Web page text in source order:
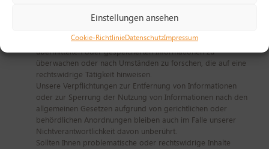
Einstellungen ansehen
Cookie-RichtlinieDatenschutzImpressum
Korrektheit aller Inhalte auf dieser Website übernehmen,
Diensteanbieter sind wir nicht verpflichtet, die von Ihnen
übermittelten oder gespeicherten Informationen zu
überwachen oder nach Umständen zu forschen, die auf eine
rechtswidrige Tätigkeit hinweisen.
Unsere Verpflichtungen zur Entfernung von Informationen
oder zur Sperrung der Nutzung von Informationen nach den
allgemeinen Gesetzen aufgrund von gerichtlichen oder
behördlichen Anordnungen bleiben auch im Falle unserer
Nichtverantwortlichkeit davon unberührt.
Sollten Ihnen problematische oder rechtswidrige Inhalte